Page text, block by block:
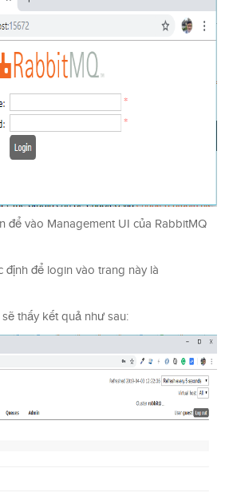
để vào Management UI của RabbitMQ
định để login vào trang này là
thấy kết quả như sau: